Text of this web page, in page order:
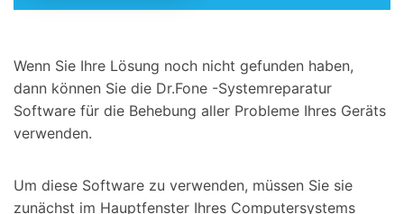
Wenn Sie Ihre Lösung noch nicht gefunden haben,
dann können Sie die Dr.Fone -Systemreparatur
Software für die Behebung aller Probleme Ihres Geräts
verwenden.
Um diese Software zu verwenden, müssen Sie sie
zunächst im Hauptfenster Ihres Computersystems